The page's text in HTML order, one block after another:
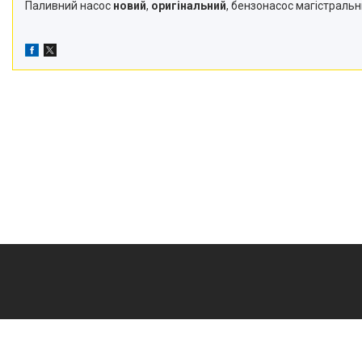
Паливний насос новий, оригінальний, бензонасос